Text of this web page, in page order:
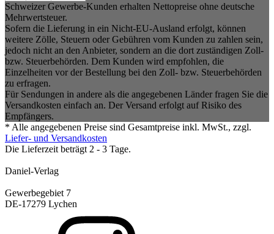
Schweizer Gewerbe-Kunden erhalten Nettopreise ohne deutsche
Mehrwertsteuer.
Sofern die Lieferung in ein Nicht-EU-Ausland erfolgt, können
weitere Zölle, Steuern oder Gebühren vom Kunden zu zahlen sein,
jedoch nicht an den Anbieter, sondern an die dort zuständigen Zoll-
bzw. Steuerbehörden. Dem Kunden wird empfohlen, die
Einzelheiten vor der Bestellung bei den Zoll- bzw. Steuerbehörden
zu erfragen.
Für Sendungen in andere als die angegebenen Länder fragen Sie die
Versandkosten einfach an. Der Versand erfolgt auf Risiko des
Empfängers.
* Alle angegebenen Preise sind Gesamtpreise inkl. MwSt., zzgl.
Liefer- und Versandkosten
Die Lieferzeit beträgt 2 - 3 Tage.
Daniel-Verlag
Gewerbegebiet 7
DE-17279 Lychen